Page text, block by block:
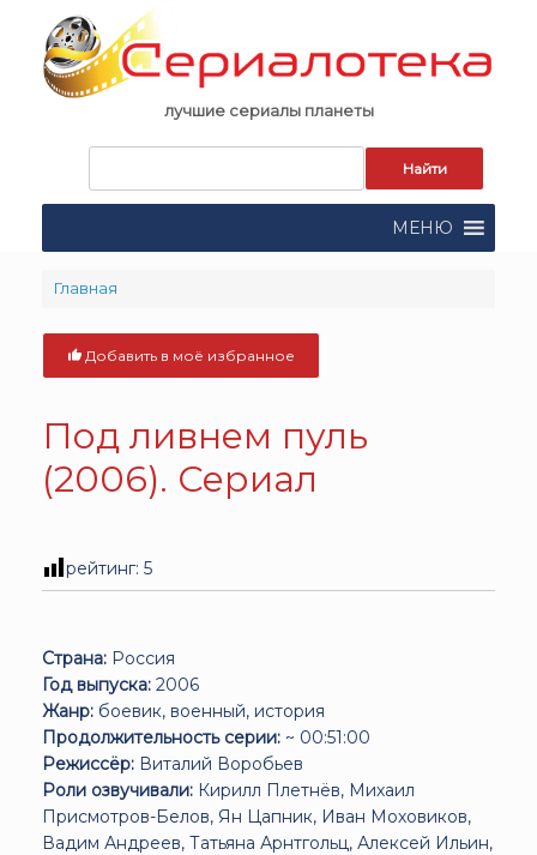
content
лучшие сериалы планеты
поиска:
МЕНЮ
Главная
Добавить в моё избранное
Под ливнем пуль
(2006). Сериал
рейтинг: 5
Страна: Россия
Год выпуска: 2006
Жанр: боевик, военный, история
Продолжительность серии: ~ 00:51:00
Режиссёр: Виталий Воробьев
Роли озвучивали: Кирилл Плетнёв, Михаил
Присмотров-Белов, Ян Цапник, Иван Моховиков,
Вадим Андреев, Татьяна Арнтгольц, Алексей Ильин,